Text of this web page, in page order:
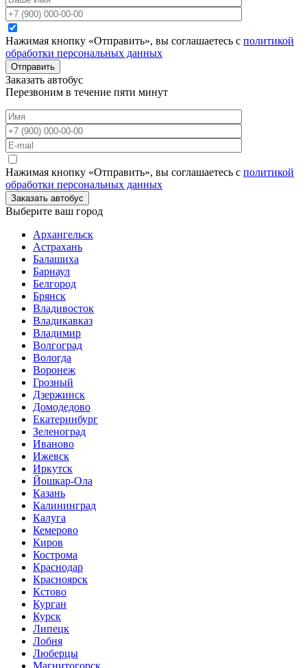
Нажимая кнопку «Отправить», вы соглашаетесь с политикой
обработки персональных данных
Отправить
Заказать автобус
Перезвоним в течение пяти минут
Нажимая кнопку «Отправить», вы соглашаетесь с политикой
обработки персональных данных
Заказать автобус
Выберите ваш город
Архангельск
Астрахань
Балашиха
Барнаул
Белгород
Брянск
Владивосток
Владикавказ
Владимир
Волгоград
Вологда
Воронеж
Грозный
Дзержинск
Домодедово
Екатеринбург
Зеленоград
Иваново
Ижевск
Иркутск
Йошкар-Ола
Казань
Калининград
Калуга
Кемерово
Киров
Кострома
Краснодар
Красноярск
Кстово
Курган
Курск
Липецк
Лобня
Люберцы
Магнитогорск